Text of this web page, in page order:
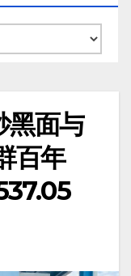
黑面与
百年